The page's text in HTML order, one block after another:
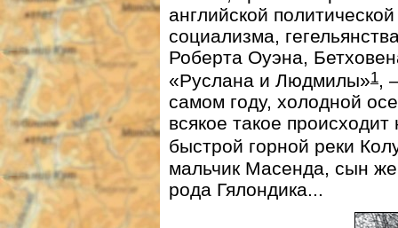
английской
социализма,
Роберта Оуэна,
«Руслана и Людмилы»1,
самом году, холодной
всякое такое
быстрой горной реки
мальчик Масенда, сын
рода Гялондика...